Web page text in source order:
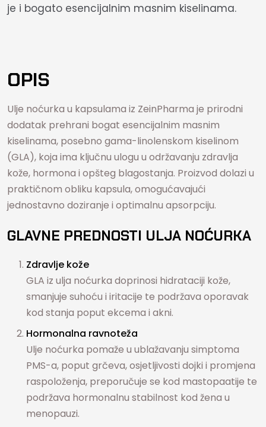
je i bogato esencijalnim masnim kiselinama.
OPIS
Ulje noćurka u kapsulama iz ZeinPharma je prirodni
dodatak prehrani bogat esencijalnim masnim
kiselinama, posebno gama-linolenskom kiselinom
(GLA), koja ima ključnu ulogu u održavanju zdravlja
kože, hormona i opšteg blagostanja. Proizvod dolazi u
praktičnom obliku kapsula, omogućavajući
jednostavno doziranje i optimalnu apsorpciju.
GLAVNE PREDNOSTI ULJA NOĆURKA
Zdravlje kože
GLA iz ulja noćurka doprinosi hidrataciji kože,
smanjuje suhoću i iritacije te podržava oporavak
kod stanja poput ekcema i akni.
Hormonalna ravnoteža
Ulje noćurka pomaže u ublažavanju simptoma
PMS-a, poput grčeva, osjetljivosti dojki i promjena
raspoloženja, preporučuje se kod mastopaatije te
podržava hormonalnu stabilnost kod žena u
menopauzi.